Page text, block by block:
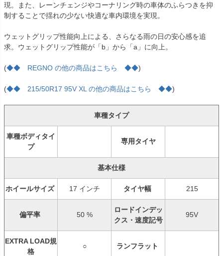
現。また、レーンチェンジやコーナリング時の車体のふらつきを抑
制することで揺れの少ない快適な車内環境を実現。
ウェットグリップ性能向上による、さらなる雨の日の安心感を追
求。ウェットグリップ性能が「b」から「a」に向上。
(◆◆ REGNO の他の商品はこちら ◆◆)
(◆◆ 215/50R17 95V XL の他の商品はこちら ◆◆)
車種タイプ
車種ボディタイ
プ
専用タイヤ
基本仕様
ホイールサイズ 17 インチ タイヤ幅 215
偏平率 50 %
ロードインデッ
クス・速度記号
95V
EXTRA LOAD規
格
○ ランフラット